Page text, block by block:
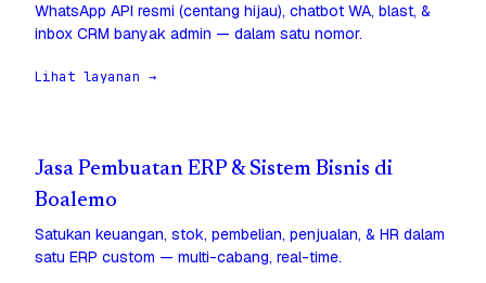
WhatsApp API resmi (centang hijau), chatbot WA, blast, &
inbox CRM banyak admin — dalam satu nomor.
Lihat layanan →
Jasa Pembuatan ERP & Sistem Bisnis di
Boalemo
Satukan keuangan, stok, pembelian, penjualan, & HR dalam
satu ERP custom — multi-cabang, real-time.